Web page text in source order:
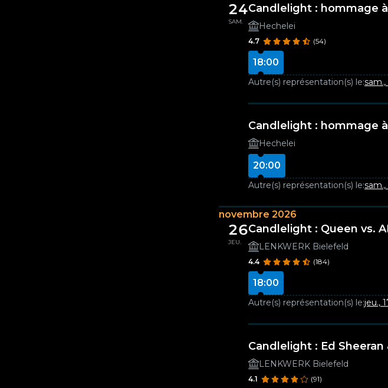
24
SAM.
Candlelight : hommage
Hechelei
4.7 (54)
18:00
Autre(s) représentation(s) le:
Candlelight : hommage
Hechelei
20:00
Autre(s) représentation(s) le:
novembre 2026
26
JEU.
Candlelight : Queen vs.
LENKWERK Bielefeld
4.4 (184)
18:00
Autre(s) représentation(s) le:jeu.,
Candlelight : Ed Sheeran
LENKWERK Bielefeld
4.1 (91)